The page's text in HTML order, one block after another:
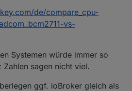
de/compare_cpu-
vs-
Systemen würde immer so
sagen nicht viel.
ggf. ioBroker gleich als